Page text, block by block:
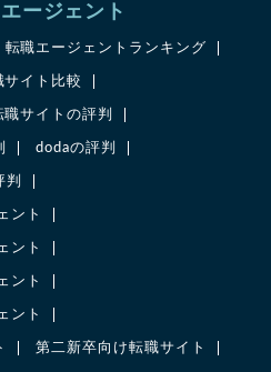
ージェント
転職エージェントランキング
サイト比較
職サイトの評判
dodaの評判
判
ント
ント
ント
ント
第二新卒向け転職サイト